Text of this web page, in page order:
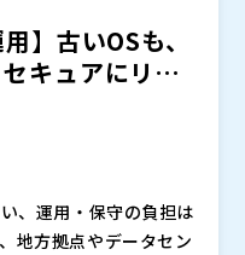
】古いOSも、
キュアにリモ
、運用・保守の負担は
地方拠点やデータセン